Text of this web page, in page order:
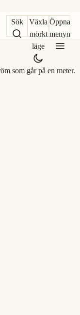
Sök
Växla
mörkt
läge
Öppna
menyn
som går på en meter.